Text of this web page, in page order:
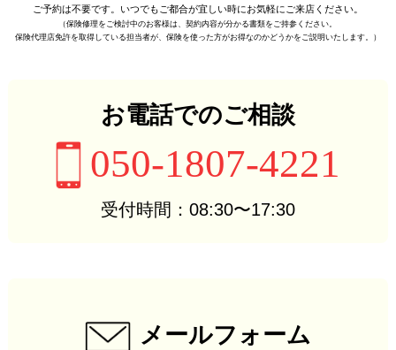
ご予約は不要です。 いつでもご都合が宜しい時にお気軽にご来店ください。
（保険修理をご検討中のお客様は、契約内容が分かる書類をご持参ください。
保険代理店免許を取得している担当者が、 保険を使った方がお得なのかどうかをご説明いたします。）
お電話でのご相談
050-1807-4221
受付時間：08:30〜17:30
メールフォーム